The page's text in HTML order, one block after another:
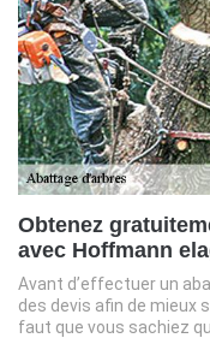
Obtenez
avec Hoffmann
Avant d’effectuer un
des devis afin de mieux
faut que vous sachiez